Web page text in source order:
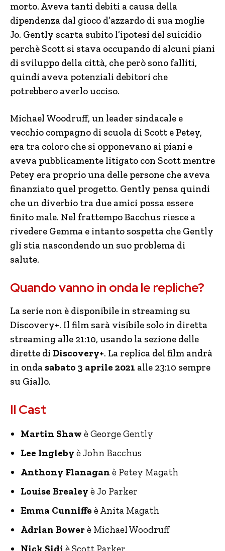
morto. Aveva tanti debiti a causa della
dipendenza dal gioco d’azzardo di sua moglie
Jo. Gently scarta subito l’ipotesi del suicidio
perchè Scott si stava occupando di alcuni piani
di sviluppo della città, che però sono falliti,
quindi aveva potenziali debitori che
potrebbero averlo ucciso.
Michael Woodruff, un leader sindacale e
vecchio compagno di scuola di Scott e Petey,
era tra coloro che si opponevano ai piani e
aveva pubblicamente litigato con Scott mentre
Petey era proprio una delle persone che aveva
finanziato quel progetto. Gently pensa quindi
che un diverbio tra due amici possa essere
finito male. Nel frattempo Bacchus riesce a
rivedere Gemma e intanto sospetta che Gently
gli stia nascondendo un suo problema di
salute.
Quando vanno in onda le repliche?
La serie non è disponibile in streaming su
Discovery+. Il film sarà visibile solo in diretta
streaming alle 21:10, usando la sezione delle
dirette di Discovery+. La replica del film andrà
in onda sabato 3 aprile 2021 alle 23:10 sempre
su Giallo.
Il Cast
Martin Shaw è George Gently
Lee Ingleby è John Bacchus
Anthony Flanagan è Petey Magath
Louise Brealey è Jo Parker
Emma Cunniffe è Anita Magath
Adrian Bowerè Michael Woodruff